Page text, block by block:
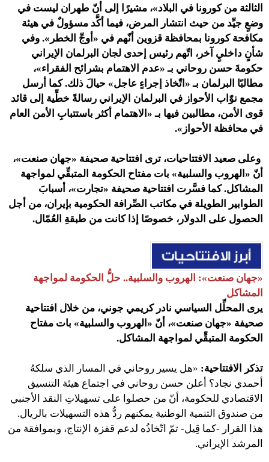
الثالثة من كورونا في البلاد»، مشيرًا إلى أنّ طهران ليست في
وضعٍ جيِّد من حيث انتشار المرض، فيما أكَّد مسؤولٌ في هيئة
مكافحة كورونا بمحافظة قزوين أنّهم في «أوجِّ الخطر». وفي
شأنٍ داخليٍ آخر، اتّهم رئيس إحدى لجان البرلمان الإيراني
حكومةَ حسن روحاني بـ «عدم الاهتمام بشرائح الفقراء»،
مطالبًا البرلمان بـ «اتّخاذ إجراءٍ عاجل» حيالَ ذلك. كما أرسل
مجمع نوّاب الأحواز في البرلمان الإيراني رسالةً خطِّية إلى قائد
قوى الأمن، مطالبين فيها بـ «الاهتمام أكثر باستتبابِ الأمن العام
في محافظة الأحواز».
وعلى صعيد الافتتاحيات، ترى افتتاحية صحيفة «جهان صنعت»،
أنّ «الهروب والسلبية» بات مفتاح الحكومة المتبقِّي لمواجهة
المشاكل. كما فسَّرت افتتاحية صحيفة «تجارت»، أسبابَ
الطوابير الطويلة في مكاتب الصِّرافة الحكومية بإيران، من أجل
الحصول على الدولار، خصوصًا إذا كانت من طبقةِ العُمّال.
«جهان صنعت»: الهروب والسلبية.. حلُّ الحكومة لمواجهة
المشاكل
يرى المحلِّل السياسي نادر کریمي ‌جوني، من خلال افتتاحية
صحيفة «جهان صنعت»، أنّ «الهروب والسلبية» بات مفتاح
الحكومة المتبقِّي لمواجهة المشاكل.
تذكر الافتتاحية: «هل يسير روحاني في المسار الذي سلكهُ
أحمدي نجاد؟ أعلن حسن روحاني في اجتماع هيئة التنسيق
الاقتصادي للحكومة، أنّ من حصلوا على تسهيلاتِ النقد الأجنبي
من صندوق التنمية الوطنية يمكنهم ردُّ هذه التسهيلات بالريال.
هذا القرار -كما قِيل- تمّ اتّخاذُه لدعم قفزة الإنتاج، وبموافقة من
المرشد الإيراني.